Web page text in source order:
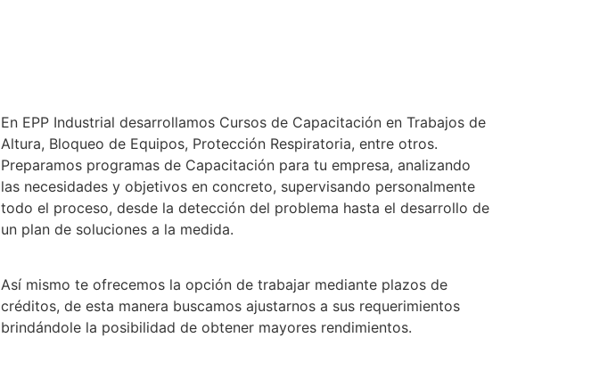
En EPP Industrial desarrollamos Cursos de Capacitación en Trabajos de
Altura, Bloqueo de Equipos, Protección Respiratoria, entre otros.
Preparamos programas de Capacitación para tu empresa, analizando
las necesidades y objetivos en concreto, supervisando personalmente
todo el proceso, desde la detección del problema hasta el desarrollo de
un plan de soluciones a la medida.
Así mismo te ofrecemos la opción de trabajar mediante plazos de
créditos, de esta manera buscamos ajustarnos a sus requerimientos
brindándole la posibilidad de obtener mayores rendimientos.